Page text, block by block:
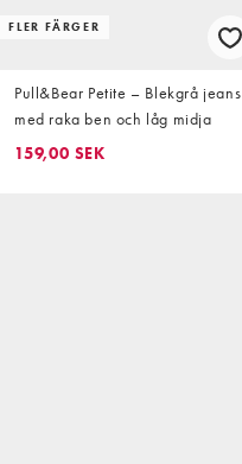
FLER FÄRGER
Pull&Bear Petite – Blekgrå jeans
med raka ben och låg midja
159,00 SEK